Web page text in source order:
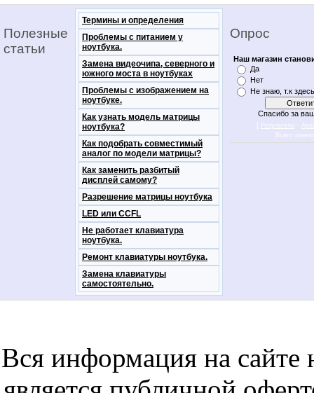
Полезные
статьи
Термины и определения
Проблемы с питанием у
ноутбука.
Замена видеочипа, северного и
южного моста в ноутбуках
Проблемы с изображением на
ноутбуке.
Как узнать модель матрицы
ноутбука?
Как подобрать совместимый
аналог по модели матрицы?
Как заменить разбитый
дисплей самому?
Разрешение матрицы ноутбука
LED или CCFL
Не работает клавиатура
ноутбука.
Ремонт клавиатуры ноутбука.
Замена клавиатуры
самостоятельно.
Опрос
Наш магазин
Да
Нет
Не знаю, т.к
Спасибо за
Вся информация на сайте